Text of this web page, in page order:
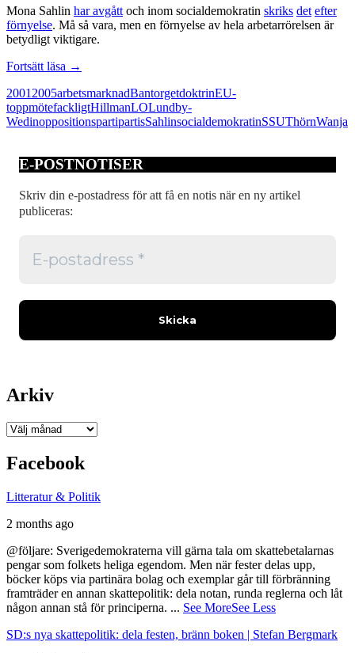
Mona Sahlin har avgåttoch inom socialdemokratin skriks det efter
förnyelse. Må så vara, men en förnyelse av hela arbetarrörelsen är
betydligt viktigare.
Fortsätt läsa Befria
från
s
→
20012005arbetsmarknadBantorgetdoktrinEU-
toppmötefackligtHillmanLOLundby-
WedinoppositionspartipartisSahlinsocialdemokratinSSUThörnWanja
E-POSTNOTISER
Skriv din e-postadress för att få en notis när en ny artikel
publiceras:
Arkiv
Arkiv
Facebook
Litteratur & Politik
2 months ago
@följare: Sverigedemokraterna vill gärna tala om skattebetalarnas
pengar som folkets heliga egendom. Men när fester delas upp,
böcker köps via partinära bolag och exemplar går till förbränning
framträder en annan skattepolitik: dela notan, runda reglerna och låt
någon annan stå för principerna. ... See MoreSee Less
SD:s nya skattepolitik: dela festen, bränn boken | Stefan Bergmark